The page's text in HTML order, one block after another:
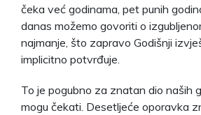
čeka već godinama, pet punih
danas možemo govoriti o
najmanje, što zapravo Godišnji
implicitno potvrđuje.
To je pogubno za znatan dio naših
mogu čekati. Desetljeće oporavka